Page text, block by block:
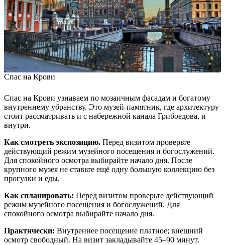
Спас на Крови
Спас на Крови узнаваем по мозаичным фасадам и богатому
внутреннему убранству. Это музей-памятник, где архитектуру
стоит рассматривать и с набережной канала Грибоедова, и
внутри.
Как смотреть экспозицию. Перед визитом проверьте
действующий режим музейного посещения и богослужений.
Для спокойного осмотра выбирайте начало дня. После
крупного музея не ставьте ещё одну большую коллекцию без
прогулки и еды.
Как спланировать: Перед визитом проверьте действующий
режим музейного посещения и богослужений. Для
спокойного осмотра выбирайте начало дня.
Практически: Внутреннее посещение платное; внешний
осмотр свободный. На визит закладывайте 45–90 минут.